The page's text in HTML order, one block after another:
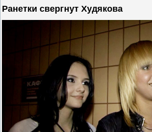
Ранетки свергнут Худякова